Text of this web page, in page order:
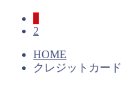
1
2
HOME
クレジットカード